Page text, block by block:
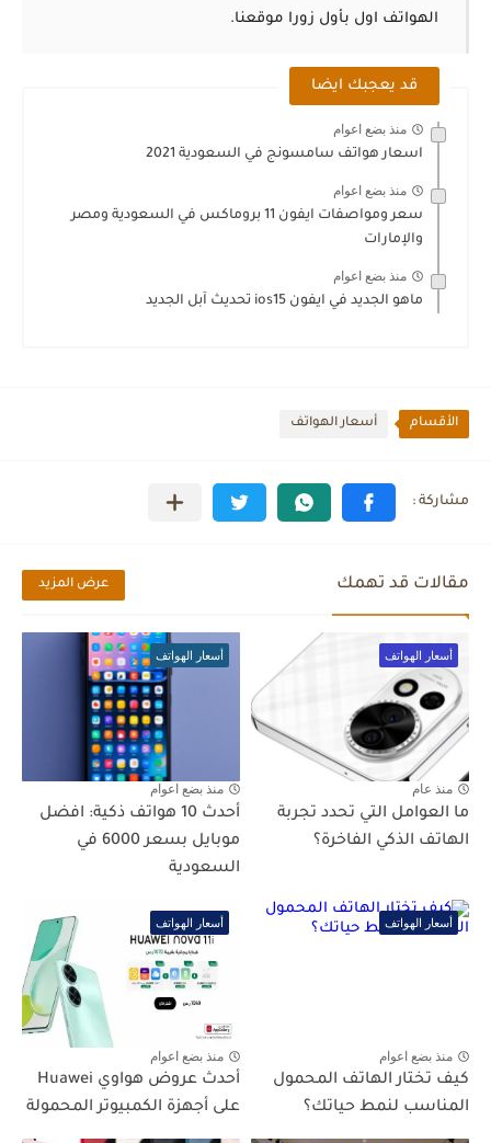
الهواتف اول بأول زورا موقعنا.
قد يعجبك ايضا
منذ بضع اعوام
اسعار هواتف سامسونج في السعودية 2021
منذ بضع اعوام
سعر ومواصفات ايفون 11 بروماكس في السعودية ومصر
والإمارات
منذ بضع اعوام
ماهو الجديد في ايفون ios15 تحديث آبل الجديد
الأقسام أسعار الهواتف
مقالات قد تهمك عرض المزيد
أسعار الهواتف
منذ عام
ما العوامل التي تحدد تجربة
الهاتف الذكي الفاخرة؟
أسعار الهواتف
منذ بضع اعوام
أحدث 10 هواتف ذكية: افضل
موبايل بسعر 6000 في
السعودية
أسعار الهواتف
منذ بضع اعوام
كيف تختار الهاتف المحمول
المناسب لنمط حياتك؟
أسعار الهواتف
منذ بضع اعوام
أحدث عروض هواوي Huawei
على أجهزة الكمبيوتر المحمولة